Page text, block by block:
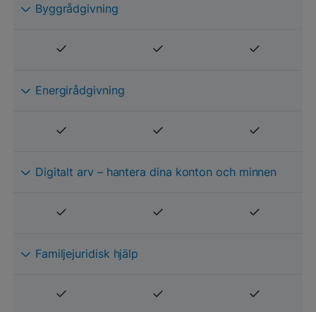
Byggrådgivning
Energirådgivning
Digitalt arv – hantera dina konton och minnen
Familjejuridisk hjälp